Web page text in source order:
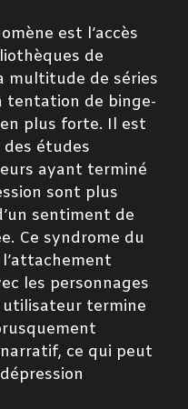
est l’accès
de
multitude de séries
tentation de binge-
plus forte. Il est
études
ayant terminé
sont plus
sentiment de
Ce syndrome du
les personnages
utilisateur termine
ce qui peut